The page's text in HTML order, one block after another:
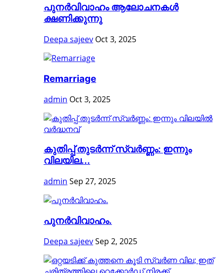
പുനർവിവാഹം ആലോചനകൾ
ക്ഷണിക്കുന്നു
Deepa sajeev Oct 3, 2025
Remarriage
admin Oct 3, 2025
കുതിപ്പ് തുടര്‍ന്ന് സ്വര്‍ണ്ണം: ഇന്നും
വിലയില...
admin Sep 27, 2025
പുനർവിവാഹം.
Deepa sajeevSep 2, 2025